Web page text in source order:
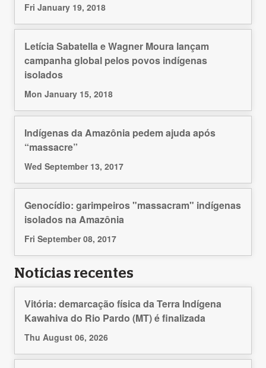
Fri January 19, 2018
Letícia Sabatella e Wagner Moura lançam
campanha global pelos povos indígenas
isolados
Mon January 15, 2018
Indígenas da Amazônia pedem ajuda após
“massacre”
Wed September 13, 2017
Genocídio: garimpeiros "massacram" indígenas
isolados na Amazônia
Fri September 08, 2017
Notícias recentes
Vitória: demarcação física da Terra Indígena
Kawahiva do Rio Pardo (MT) é finalizada
Thu August 06, 2026